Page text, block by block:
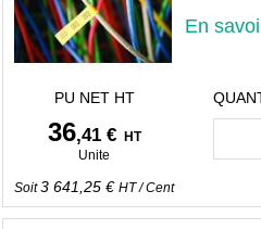
En
PU NET HT
36,41 €
HT
Unite
Soit3 641,25 € HT/Cent